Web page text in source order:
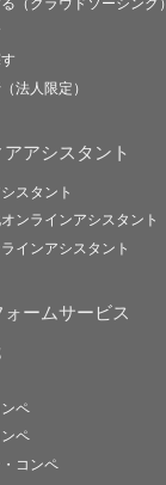
（クラウドソーシング）
法人限定）
アシスタント
スタント
ンラインアシスタント
インアシスタント
ームサービス
ペ
ペ
コンペ